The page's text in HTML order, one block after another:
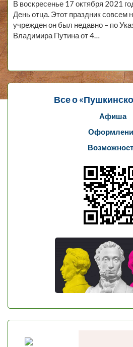
В воскресенье 17 октября 2021
День отца. Этот праздник совсем
учрежден он был недавно – по
Владимира Путина от 4…
Все о
Афиша